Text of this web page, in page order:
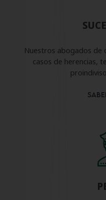
Nuestros abogados de
casos de herencias,